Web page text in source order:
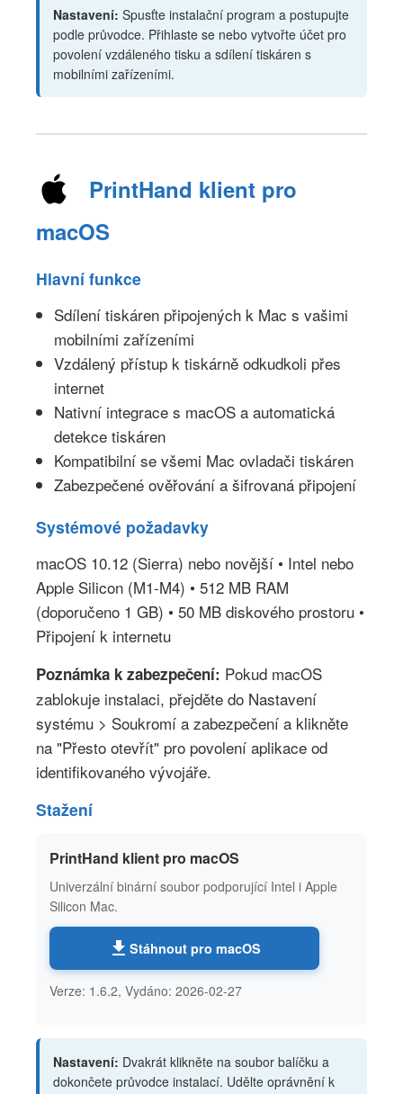
Nastavení: Spusťte instalační program a postupujte
podle průvodce. Přihlaste se nebo vytvořte účet pro
povolení vzdáleného tisku a sdílení tiskáren s
mobilními zařízeními.
PrintHand klient pro
macOS
Hlavní funkce
Sdílení tiskáren připojených k Mac s vašimi
mobilními zařízeními
Vzdálený přístup k tiskárně odkudkoli přes
internet
Nativní integrace s macOS a automatická
detekce tiskáren
Kompatibilní se všemi Mac ovladači tiskáren
Zabezpečené ověřování a šifrovaná připojení
Systémové požadavky
macOS 10.12 (Sierra) nebo novější • Intel nebo
Apple Silicon (M1-M4) • 512 MB RAM
(doporučeno 1 GB) • 50 MB diskového prostoru •
Připojení k internetu
Poznámka k zabezpečení: Pokud macOS
zablokuje instalaci, přejděte do Nastavení
systému > Soukromí a zabezpečení a klikněte
na "Přesto otevřít" pro povolení aplikace od
identifikovaného vývojáře.
Stažení
PrintHand klient pro macOS
Univerzální binární soubor podporující Intel i Apple
Silicon Mac.
Stáhnout pro macOS
Verze: 1.6.2, Vydáno: 2026-02-27
Nastavení: Dvakrát klikněte na soubor balíčku a
dokončete průvodce instalací. Udělte oprávnění k